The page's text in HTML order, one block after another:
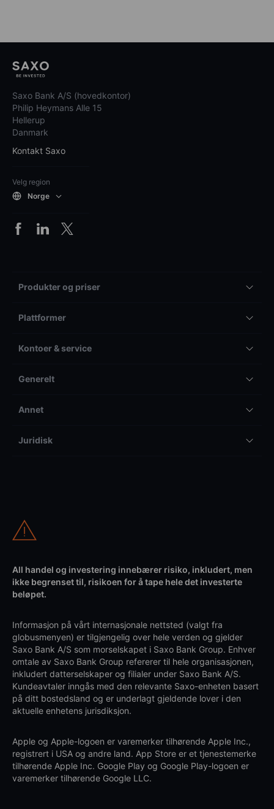
Saxo Bank A/S (hovedkontor)
Philip Heymans Alle 15
Hellerup
Danmark
Kontakt Saxo
Velg region
Norge
Produkter og priser
Plattformer
Kontoer & service
Generelt
Annet
Juridisk
All handel og investering innebærer risiko, inkludert, men
ikke begrenset til, risikoen for å tape hele det investerte
beløpet.
Informasjon på vårt internasjonale nettsted (valgt fra
globusmenyen) er tilgjengelig over hele verden og gjelder
Saxo Bank A/S som morselskapet i Saxo Bank Group. Enhver
omtale av Saxo Bank Group refererer til hele organisasjonen,
inkludert datterselskaper og filialer under Saxo Bank A/S.
Kundeavtaler inngås med den relevante Saxo-enheten basert
på ditt bostedsland og er underlagt gjeldende lover i den
aktuelle enhetens jurisdiksjon.
Apple og Apple-logoen er varemerker tilhørende Apple Inc.,
registrert i USA og andre land. App Store er et tjenestemerke
tilhørende Apple Inc. Google Play og Google Play-logoen er
varemerker tilhørende Google LLC.